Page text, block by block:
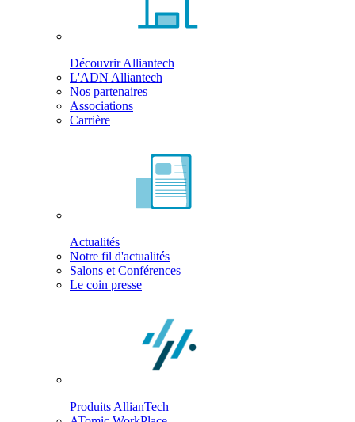
Découvrir Alliantech
L'ADN Alliantech
Nos partenaires
Associations
Carrière
Actualités
Notre fil d'actualités
Salons et Conférences
Le coin presse
Produits AllianTech